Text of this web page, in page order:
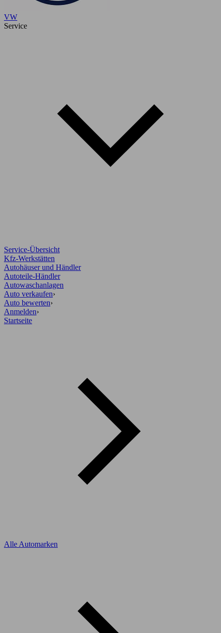
VW
Service
Service-Übersicht
Kfz-Werkstätten
Autohäuser und Händler
Autoteile-Händler
Autowaschanlagen
Auto verkaufen›
Auto bewerten›
Anmelden›
Startseite
Alle Automarken